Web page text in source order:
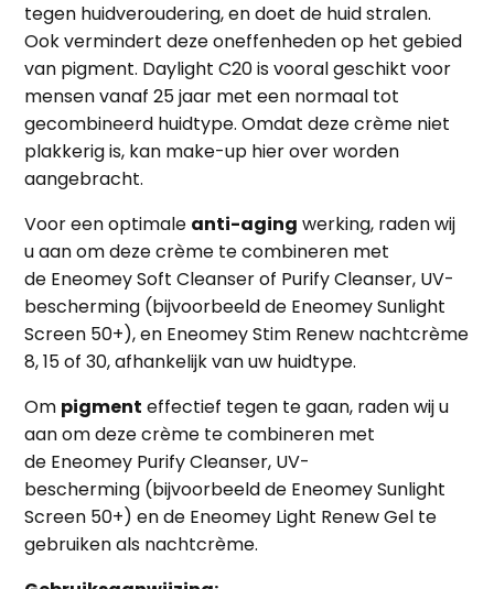
tegen huidveroudering, en doet de huid stralen.
Ook vermindert deze oneffenheden op het gebied
van pigment. Daylight C20 is vooral geschikt voor
mensen vanaf 25 jaar met een normaal tot
gecombineerd huidtype. Omdat deze crème niet
plakkerig is, kan make-up hier over worden
aangebracht.
Voor een optimale anti-aging werking, raden wij
u aan om deze crème te combineren met
de Eneomey Soft Cleanserof Purify Cleanser, UV-
bescherming (bijvoorbeeld de Eneomey Sunlight
Screen 50+), en Eneomey Stim Renew nachtcrème
8,15of30, afhankelijk van uw huidtype.
Om pigment effectief tegen te gaan, raden wij u
aan om deze crème te combineren met
de Eneomey Purify Cleanser, UV-
bescherming (bijvoorbeeld de Eneomey Sunlight
Screen 50+) en de Eneomey Light Renew Gel te
gebruiken als nachtcrème.